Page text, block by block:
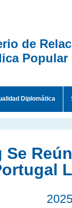
de
Popular
Diplomática
Se